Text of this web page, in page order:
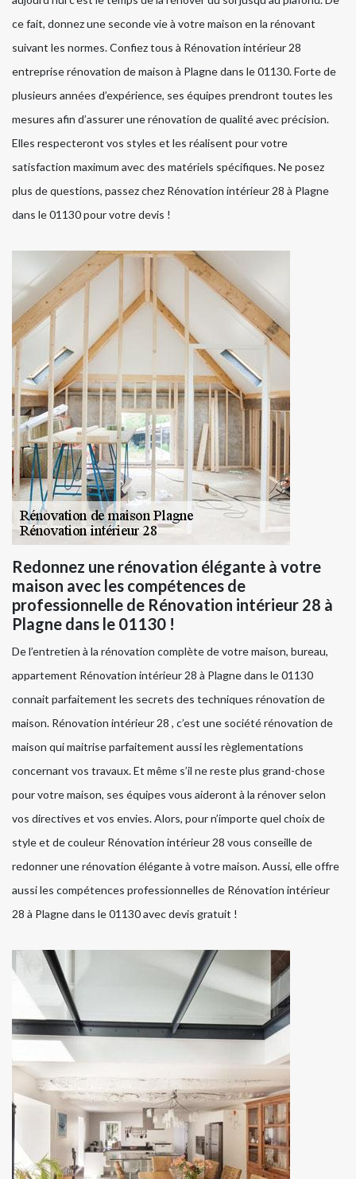
ce fait, donnez une seconde vie à votre maison en la rénovant
suivant les normes. Confiez tous à Rénovation intérieur 28
entreprise rénovation de maison à Plagne dans le 01130. Forte de
plusieurs années d’expérience, ses équipes prendront toutes les
mesures afin d’assurer une rénovation de qualité avec précision.
Elles respecteront vos styles et les réalisent pour votre
satisfaction maximum avec des matériels spécifiques. Ne posez
plus de questions, passez chez Rénovation intérieur 28 à Plagne
dans le 01130 pour votre devis !
Redonnez une rénovation élégante à votre
maison avec les compétences de
professionnelle de Rénovation intérieur 28 à
Plagne dans le 01130 !
De l’entretien à la rénovation complète de votre maison, bureau,
appartement Rénovation intérieur 28 à Plagne dans le 01130
connait parfaitement les secrets des techniques rénovation de
maison. Rénovation intérieur 28 , c’est une société rénovation de
maison qui maitrise parfaitement aussi les règlementations
concernant vos travaux. Et même s’il ne reste plus grand-chose
pour votre maison, ses équipes vous aideront à la rénover selon
vos directives et vos envies. Alors, pour n’importe quel choix de
style et de couleur Rénovation intérieur 28 vous conseille de
redonner une rénovation élégante à votre maison. Aussi, elle offre
aussi les compétences professionnelles de Rénovation intérieur
28 à Plagne dans le 01130 avec devis gratuit !